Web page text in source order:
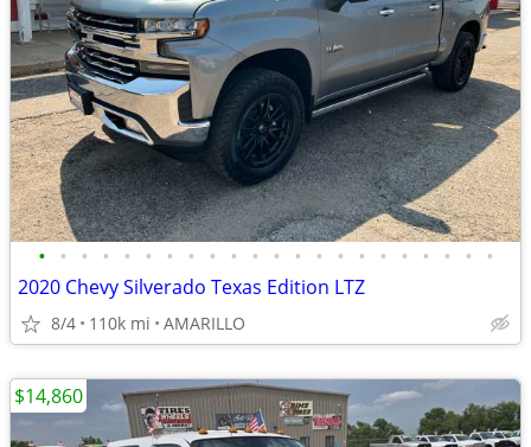
• • • • • • • • • • • • • • • • • • • • • •
2020 Chevy Silverado Texas Edition LTZ
8/4 110k mi AMARILLO
$14,860